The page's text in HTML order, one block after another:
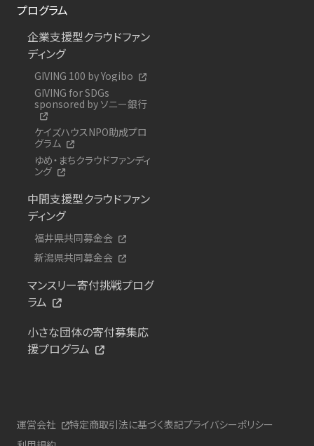
プログラム
企業支援型クラウドファン
ディング
GIVING 100 by Yogibo
GIVING for SDGs
sponsored by ソニー銀行
ケイズハウスNPO助成プロ
グラム
ゆめ・まちクラウドファンディ
ング
中間支援型クラウドファン
ディング
福井県共同募金会
新潟県共同募金会
マンスリー寄付挑戦プログ
ラム
小さな団体の寄付募集応
援プログラム
運営会社 特定商取引法に基づく表記プライバシーポリシー